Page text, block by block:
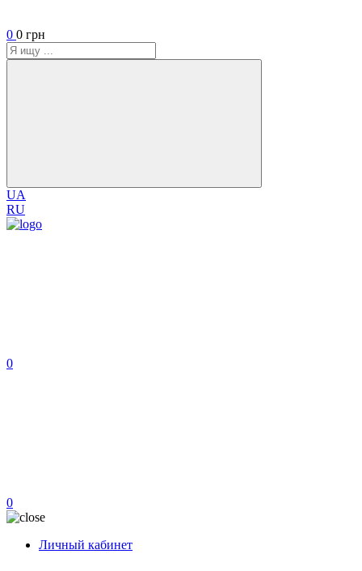
0 0 грн
UA
RU
0
0
Личный кабинет